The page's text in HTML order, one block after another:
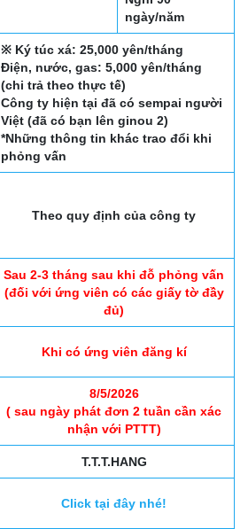
ngày/năm
※ ️Ký túc xá: 25,000 yên/tháng
Điện, nước, gas: 5,000 yên/tháng
(chi trả theo thực tế)
Công ty hiện tại đã có sempai người
Việt (đã có bạn lên ginou 2)
*Những thông tin khác trao đổi khi
phỏng vấn
Theo quy định của công ty
Sau 2-3 tháng sau khi đỗ phỏng vấn
(đối với ứng viên có các giấy tờ đầy
đủ)
Khi có ứng viên đăng kí
8/5/2026
( sau ngày phát đơn 2 tuần cần xác
nhận với PTTT)
T.T.T.HANG
Click tại đây nhé!